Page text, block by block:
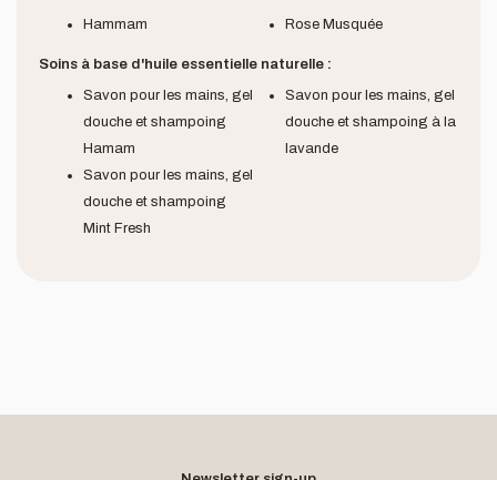
Hammam Rose Musquée
Soins à base d'huile essentielle naturelle :
Savon pour les mains, gel
douche et shampoing
Hamam
Savon pour les mains, gel
douche et shampoing
Mint Fresh
Savon pour les mains, gel
douche et shampoing à la
lavande